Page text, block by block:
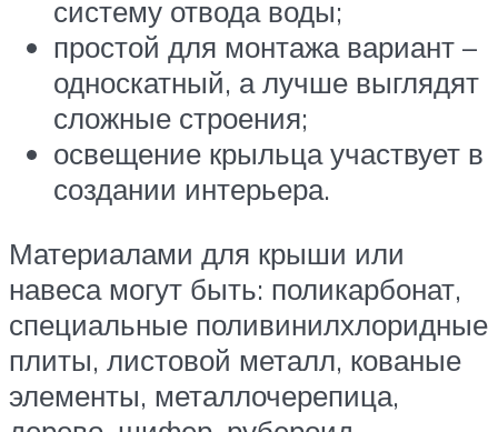
систему отвода воды;
простой для монтажа вариант –
односкатный, а лучше выглядят
сложные строения;
освещение крыльца участвует в
создании интерьера.
Материалами для крыши или
навеса могут быть: поликарбонат,
специальные поливинилхлоридные
плиты, листовой металл, кованые
элементы, металлочерепица,